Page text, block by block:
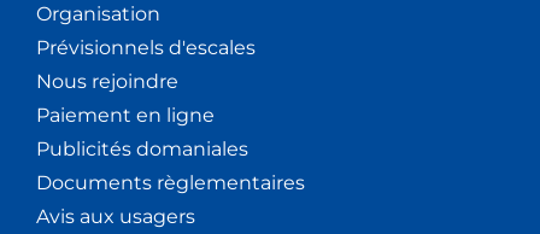
Organisation
Prévisionnels d'escales
Nous rejoindre
Paiement en ligne
Publicités domaniales
Documents règlementaires
Avis aux usagers